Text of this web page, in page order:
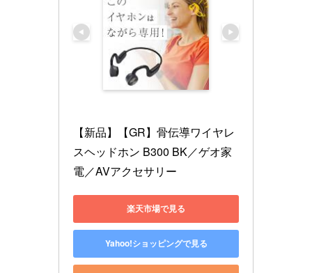
【新品】【GR】骨伝導ワイヤレ
スヘッドホン B300 BK／ゲオ家
電／AVアクセサリー
楽天市場で見る
Yahoo!ショッピングで見る